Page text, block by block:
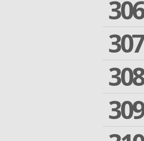
306
307
308
309